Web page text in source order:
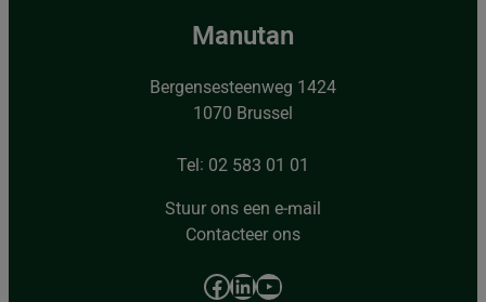
Manutan
Bergensesteenweg 1424
1070 Brussel
Tel: 02 583 01 01
Stuur ons een e-mail
Contacteer ons
Facebook LinkedIn YouTube